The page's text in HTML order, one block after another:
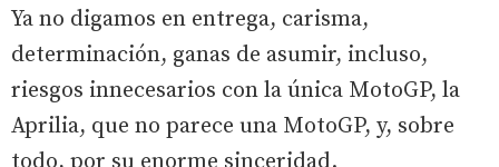
Ya no digamos en entrega, carisma,
determinación, ganas de asumir, incluso,
riesgos innecesarios con la única MotoGP, la
Aprilia, que no parece una MotoGP, y, sobre